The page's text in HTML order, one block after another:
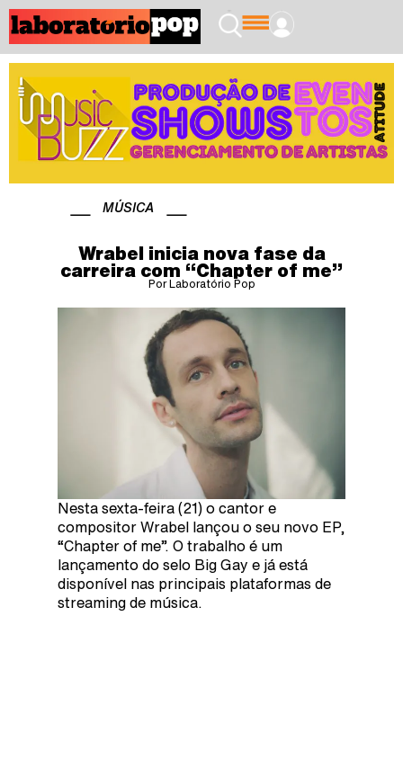
MÚSICA
Wrabel inicia nova fase da
carreira com “Chapter of me”
Por Laboratório Pop
Nesta sexta-feira (21) o cantor e
compositor Wrabel lançou o seu novo EP,
“Chapter of me”. O trabalho é um
lançamento do selo Big Gay e já está
disponível nas principais plataformas de
streaming de música.